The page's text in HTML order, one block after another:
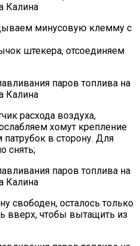
минусовую клемму с
штекера, отсоединяем
расхода воздуха,
хомут крепление
в сторону. Для
снять;
свободен, осталось только
вверх, чтобы вытащить из